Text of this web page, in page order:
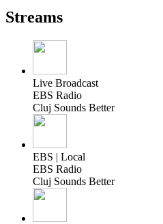
Streams
Live Broadcast
EBS Radio
Cluj Sounds Better
EBS | Local
EBS Radio
Cluj Sounds Better